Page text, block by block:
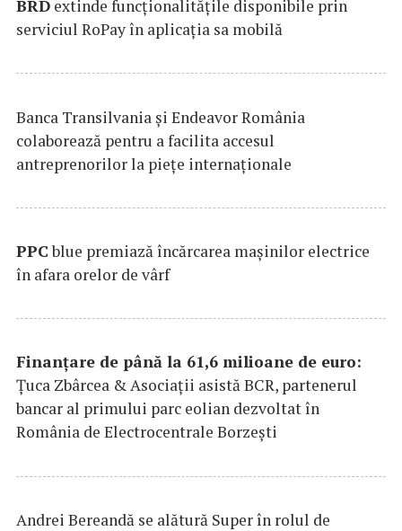
BRD extinde funcţionalităţile disponibile prin
serviciul RoPay în aplicaţia sa mobilă
Banca Transilvania şi Endeavor România
colaborează pentru a facilita accesul
antreprenorilor la pieţe internaţionale
PPCblue premiază încărcarea maşinilor electrice
în afara orelor de vârf
Finanțare de până la 61,6 milioane de euro:
Țuca Zbârcea & Asociații asistă BCR, partenerul
bancar al primului parc eolian dezvoltat în
România de Electrocentrale Borzești
Andrei Bereandă se alătură Super în rolul de